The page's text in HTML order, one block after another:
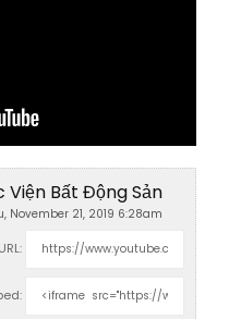
Viện Bất Động Sản
November 21, 2019 6:28am
URL: